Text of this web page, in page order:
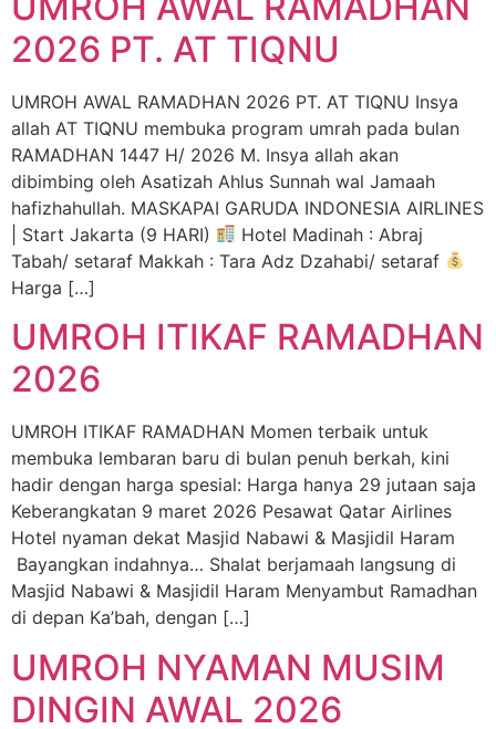
2026 PT. AT TIQNU
UMROH AWAL RAMADHAN 2026 PT. AT TIQNU Insya
allah AT TIQNU membuka program umrah pada bulan
RAMADHAN 1447 H/ 2026 M. Insya allah akan
dibimbing oleh Asatizah Ahlus Sunnah wal Jamaah
hafizhahullah. MASKAPAI GARUDA INDONESIA AIRLINES
| Start Jakarta (9 HARI)
Hotel Madinah : Abraj
Tabah/ setaraf Makkah : Tara Adz Dzahabi/ setaraf
Harga […]
UMROH ITIKAF RAMADHAN
2026
UMROH ITIKAF RAMADHAN Momen terbaik untuk
membuka lembaran baru di bulan penuh berkah, kini
hadir dengan harga spesial: Harga hanya 29 jutaan saja
Keberangkatan 9 maret 2026 Pesawat Qatar Airlines
Hotel nyaman dekat Masjid Nabawi & Masjidil Haram
Bayangkan indahnya… Shalat berjamaah langsung di
Masjid Nabawi & Masjidil Haram Menyambut Ramadhan
di depan Ka’bah, dengan […]
UMROH NYAMAN MUSIM
DINGIN AWAL 2026